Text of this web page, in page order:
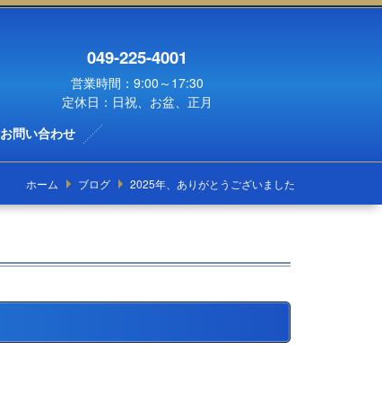
049-225-4001
営業時間：9:00～17:30
定休日：日祝、お盆、正月
お問い合わせ
ホーム ブログ 2025年、ありがとうございました